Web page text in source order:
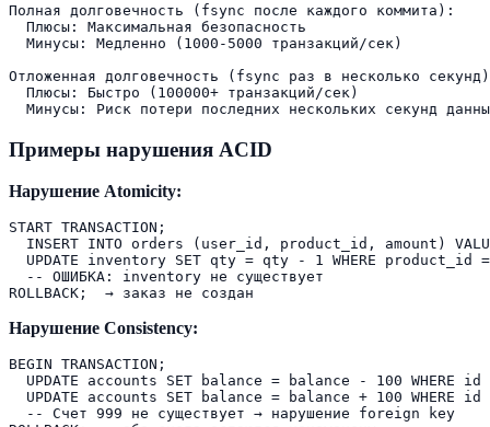
Полная долговечность (fsync после каждого коммита):
  Плюсы: Максимальная безопасность
  Минусы: Медленно (1000-5000 транзакций/сек)
Отложенная долговечность (fsync раз в несколько
  Плюсы: Быстро (100000+ транзакций/сек)
Примеры нарушения ACID
Нарушение Atomicity:
START TRANSACTION;
INSERT INTO orders (user_id, product_id, amount)
UPDATE inventory SET qty = qty - 1 WHERE
  -- ОШИБКА: inventory не существует
Нарушение Consistency:
BEGIN TRANSACTION;
UPDATE accounts SET balance = balance - 100 WHERE id
UPDATE accounts SET balance = balance + 100 WHERE
  -- Счет 999 не существует → нарушение foreign key